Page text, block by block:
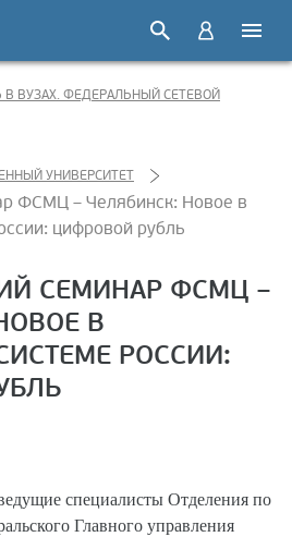
ВУЗАХ. ФЕДЕРАЛЬНЫЙ СЕТЕВОЙ
УНИВЕРСИТЕТ
ФСМЦ – Челябинск: Новое в
цифровой рубль
СЕМИНАР ФСМЦ –
В
РОССИИ:
специалисты Отделения по
Главного управления